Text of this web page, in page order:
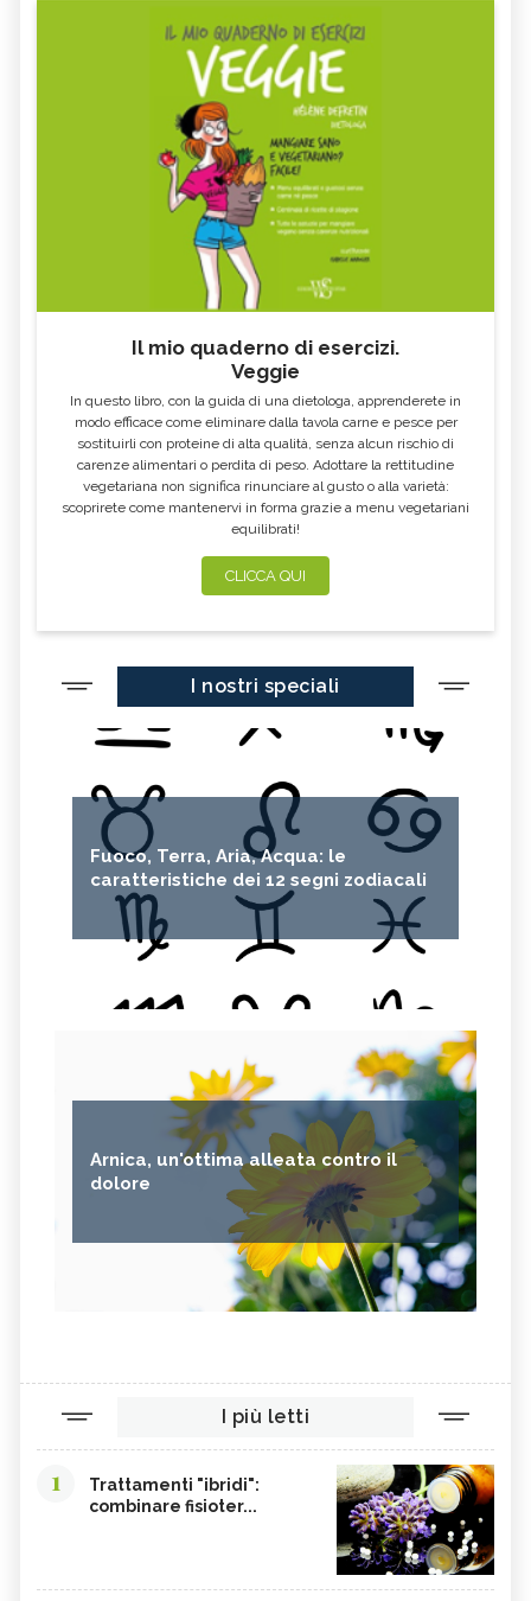
Il mio quaderno di esercizi.
Veggie
In questo libro, con la guida di una dietologa, apprenderete in
modo efficace come eliminare dalla tavola carne e pesce per
sostituirli con proteine di alta qualità, senza alcun rischio di
carenze alimentari o perdita di peso. Adottare la rettitudine
vegetariana non significa rinunciare al gusto o alla varietà:
scoprirete come mantenervi in forma grazie a menu vegetariani
equilibrati!
CLICCA QUI
I nostri speciali
Fuoco, Terra, Aria, Acqua: le
caratteristiche dei 12 segni zodiacali
Arnica, un'ottima alleata contro il
dolore
I più letti
1
Trattamenti "ibridi":
combinare fisioter...